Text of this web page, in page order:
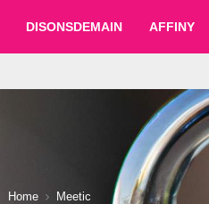
DISONSDEMAIN AFFINY
Home
Meetic